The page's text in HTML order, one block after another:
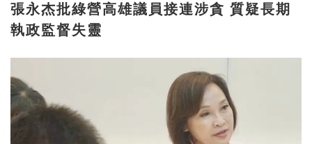
張永杰批綠營高雄議員接連涉貪 質疑長期
執政監督失靈